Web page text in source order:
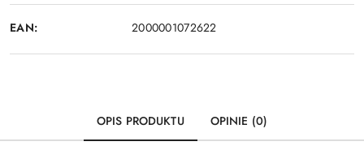
EAN: 2000001072622
OPIS PRODUKTU OPINIE (0)